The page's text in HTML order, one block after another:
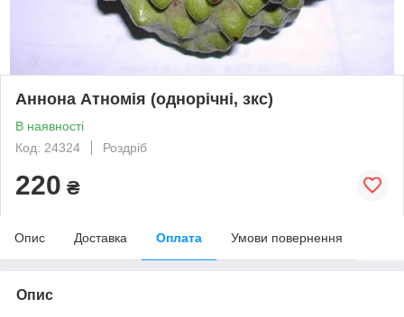
Аннона Атномія (однорічні, зкс)
В наявності
Код: 24324
Роздріб
220 ₴
Опис Доставка Оплата Умови повернення
Опис